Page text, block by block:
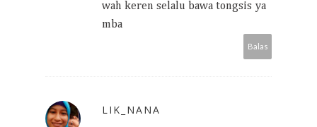
wah keren selalu bawa tongsis ya
mba
Balas
LIK_NANA